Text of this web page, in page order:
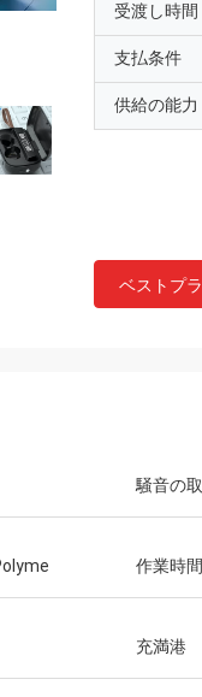
受渡し時間
支払条件
供給の能力
ベストプ
騒音の
作業時間
充満港